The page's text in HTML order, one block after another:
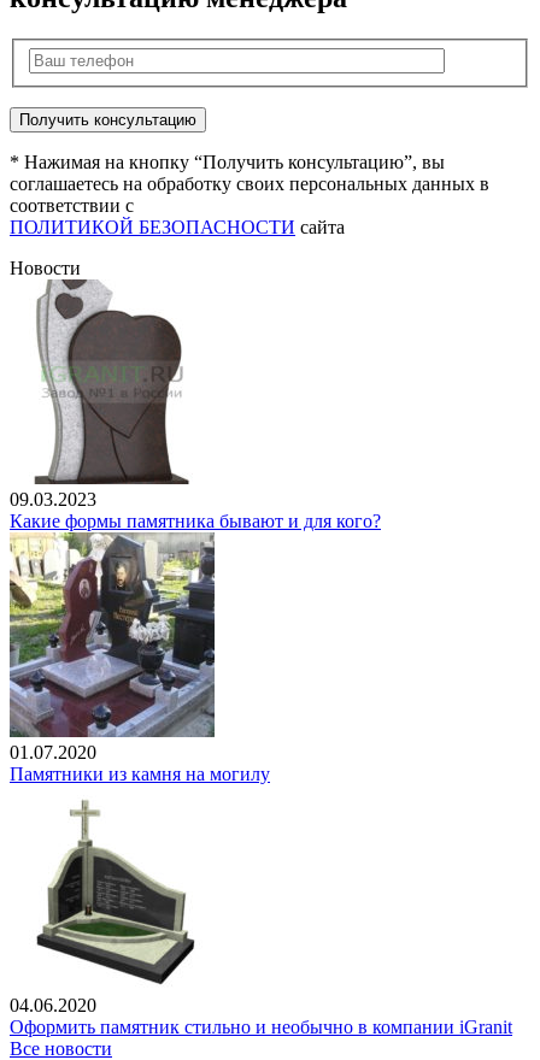
* Нажимая на кнопку “Получить консультацию”, вы
соглашаетесь на обработку своих персональных данных в
соответствии с
ПОЛИТИКОЙ БЕЗОПАСНОСТИ сайта
Новости
09.03.2023
Какие формы памятника бывают и для кого?
01.07.2020
Памятники из камня на могилу
04.06.2020
Оформить памятник стильно и необычно в компании iGranit
Все новости